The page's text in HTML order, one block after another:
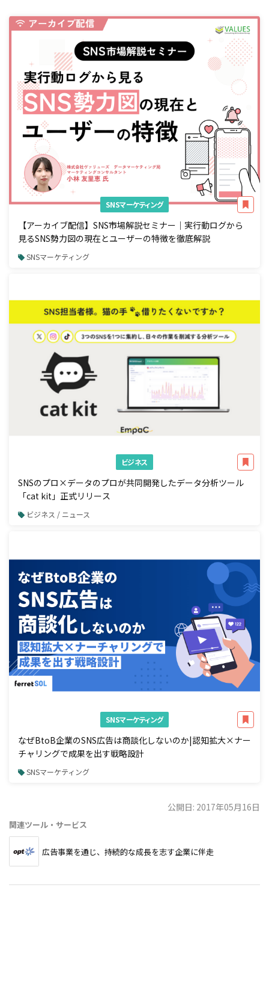
SNSマーケティング
【アーカイブ配信】SNS市場解説セミナー｜実行動ログから
見るSNS勢力図の現在とユーザーの特徴を徹底解説
SNSマーケティング
ビジネス
SNSのプロ×データのプロが共同開発したデータ分析ツール
「cat kit」正式リリース
ビジネス / ニュース
SNSマーケティング
なぜBtoB企業のSNS広告は商談化しないのか|認知拡大×ナー
チャリングで成果を出す戦略設計
SNSマーケティング
公開日: 2017年05月16日
関連ツール・サービス
広告事業を通じ、持続的な成長を志す企業に伴走